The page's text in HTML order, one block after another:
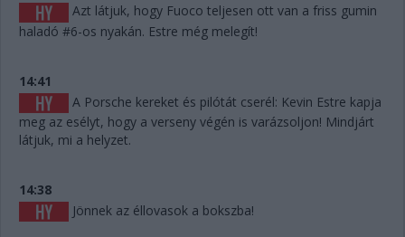
Azt látjuk, hogy Fuoco teljesen ott van a friss gumin
haladó #6-os nyakán. Estre még melegít!
14:41
A Porsche kereket és pilótát cserél: Kevin Estre kapja
meg az esélyt, hogy a verseny végén is varázsoljon! Mindjárt
látjuk, mi a helyzet.
14:38
Jönnek az éllovasok a bokszba!